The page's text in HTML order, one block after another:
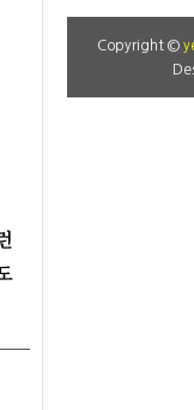
Copyright ©